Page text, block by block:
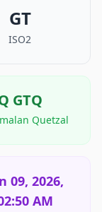
GT
ISO2
GTQ
Quetzal
09, 2026,
AM